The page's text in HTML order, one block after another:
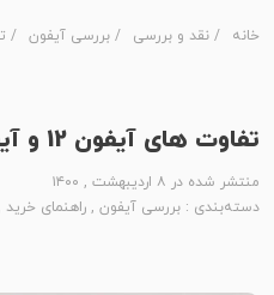
خانه / نقد و بررسی / بررسی آیفون / تفاوت
تفاوت های آیفون 12 و آیفون 12 پرو
منتشر شده در ۸ اردیبهشت , ۱۴۰۰
دسته‌بندی :
بررسی آیفون,راهنمای خرید ,